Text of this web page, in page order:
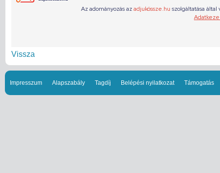
Vissza
Impresszum Alapszabály Tagdíj Belépési nyilatkozat Támogatás